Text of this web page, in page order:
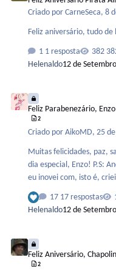
Criado porCarneSeca,8
Feliz aniversário, tudo de
1 resposta
Helenaldo12 de
Feliz Parabenezário,
2
Criado porAikoMD,25
Muitas felicidades, paz,
dia especial, Enzo! P.S: Ano passado, teve Parabenzo, mas esse ano,
eu inovei com, isto é,
17 respostas
Helenaldo12 de
Feliz Aniversário,
2